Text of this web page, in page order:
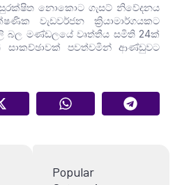
නොකොට ගැසට් නිවේදනය
වැඩවර්ජන ක්‍රියාමාර්ගයකට
බල මණ්ඩලයේ වෘත්තීය සමිති 24ක්
සාකච්ඡාවක් පවත්වමින් ආණ්ඩුවට
Popular